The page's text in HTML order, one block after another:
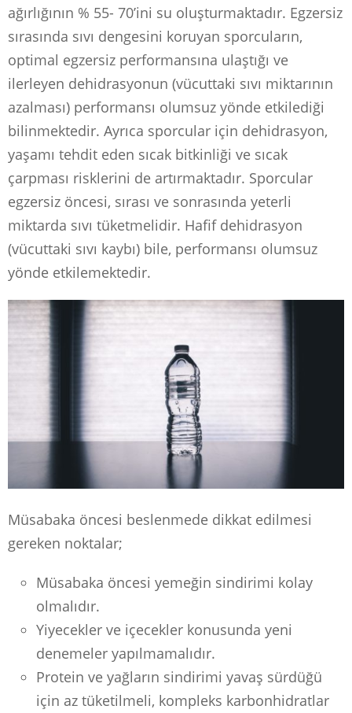
ağırlığının % 55- 70’ini su oluşturmaktadır. Egzersiz
sırasında sıvı dengesini koruyan sporcuların,
optimal egzersiz performansına ulaştığı ve
ilerleyen dehidrasyonun (vücuttaki sıvı miktarının
azalması) performansı olumsuz yönde etkilediği
bilinmektedir. Ayrıca sporcular için dehidrasyon,
yaşamı tehdit eden sıcak bitkinliği ve sıcak
çarpması risklerini de artırmaktadır. Sporcular
egzersiz öncesi, sırası ve sonrasında yeterli
miktarda sıvı tüketmelidir. Hafif dehidrasyon
(vücuttaki sıvı kaybı) bile, performansı olumsuz
yönde etkilemektedir.
Müsabaka öncesi beslenmede dikkat edilmesi
gereken noktalar;
Müsabaka öncesi yemeğin sindirimi kolay
olmalıdır.
Yiyecekler ve içecekler konusunda yeni
denemeler yapılmamalıdır.
Protein ve yağların sindirimi yavaş sürdüğü
için az tüketilmeli, kompleks karbonhidratlar